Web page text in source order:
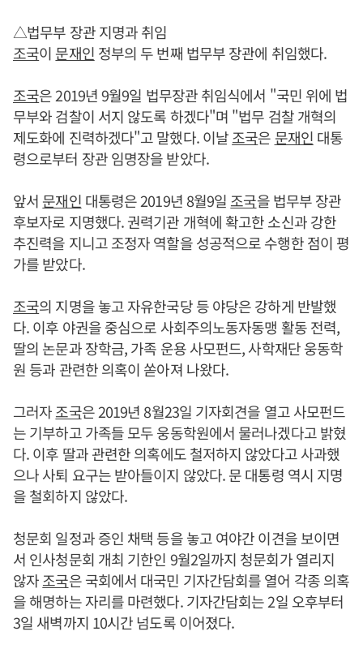
△법무부 장관 지명과 취임
조국이 문재인 정부의 두 번째 법무부 장관에 취임했다.
조국은 2019년 9월9일 법무장관 취임식에서 "국민 위에 법
무부와 검찰이 서지 않도록 하겠다"며 "법무 검찰 개혁의
제도화에 진력하겠다"고 말했다. 이날조국은 문재인 대통
령으로부터 장관 임명장을 받았다.
앞서 문재인 대통령은 2019년 8월9일 조국을 법무부 장관
후보자로 지명했다. 권력기관 개혁에 확고한 소신과 강한
추진력을 지니고 조정자 역할을 성공적으로 수행한 점이 평
가를 받았다.
조국의 지명을 놓고 자유한국당 등 야당은 강하게 반발했
다. 이후 야권을 중심으로 사회주의노동자동맹 활동 전력,
딸의 논문과 장학금, 가족 운용 사모펀드, 사학재단 웅동학
원 등과 관련한 의혹이 쏟아져 나왔다.
그러자조국은 2019년 8월23일 기자회견을 열고 사모펀드
는 기부하고 가족들 모두 웅동학원에서 물러나겠다고 밝혔
다. 이후 딸과 관련한 의혹에도 철저하지 않았다고 사과했
으나 사퇴 요구는 받아들이지 않았다. 문 대통령 역시 지명
을 철회하지 않았다.
청문회 일정과 증인 채택 등을 놓고 여야간 이견을 보이면
서 인사청문회 개최 기한인 9월2일까지 청문회가 열리지
않자조국은 국회에서 대국민 기자간담회를 열어 각종 의혹
을 해명하는 자리를 마련했다. 기자간담회는 2일 오후부터
3일 새벽까지 10시간 넘도록 이어졌다.